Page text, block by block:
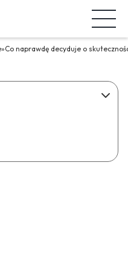
»Co naprawdę decyduje o